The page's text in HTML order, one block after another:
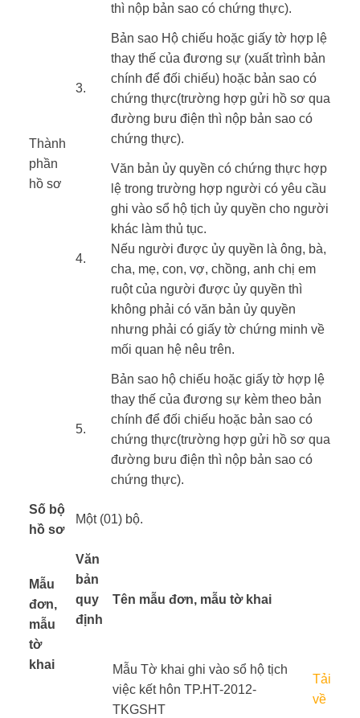
Thành
phần
hồ sơ ​
thì nộp bản sao có chứng thực).
​3.
Bản sao Hộ chiếu hoặc giấy tờ hợp lệ
thay thế của đương sự (xuất trình bản
chính để đối chiếu) hoặc bản sao có
chứng thực(trường hợp gửi hồ sơ qua
đường bưu điện thì nộp bản sao có
chứng thực).
4.​
​Văn bản ủy quyền có chứng thực hợp
lệ trong trường hợp người có yêu cầu
ghi vào sổ hộ tịch ủy quyền cho người
khác làm thủ tục.
Nếu người được ủy quyền là ông, bà,
cha, mẹ, con, vợ, chồng, anh chị em
ruột của người được ủy quyền thì
không phải có văn bản ủy quyền
nhưng phải có giấy tờ chứng minh về
mối quan hệ nêu trên.
​5.
​Bản sao hộ chiếu hoặc giấy tờ hợp lệ
thay thế của đương sự kèm theo bản
chính để đối chiếu hoặc bản sao có
chứng thực(trường hợp gửi hồ sơ qua
đường bưu điện thì nộp bản sao có
chứng thực).
Số bộ
hồ sơ
Một (01) bộ.
Mẫu
đơn,
mẫu
tờ
khai
Văn
bản
quy
định
Tên mẫu đơn, mẫu tờ khai
Mẫu Tờ khai ghi vào sổ hộ tịch
việc kết hôn TP.HT-2012-
TKGSHT​
Tải
về